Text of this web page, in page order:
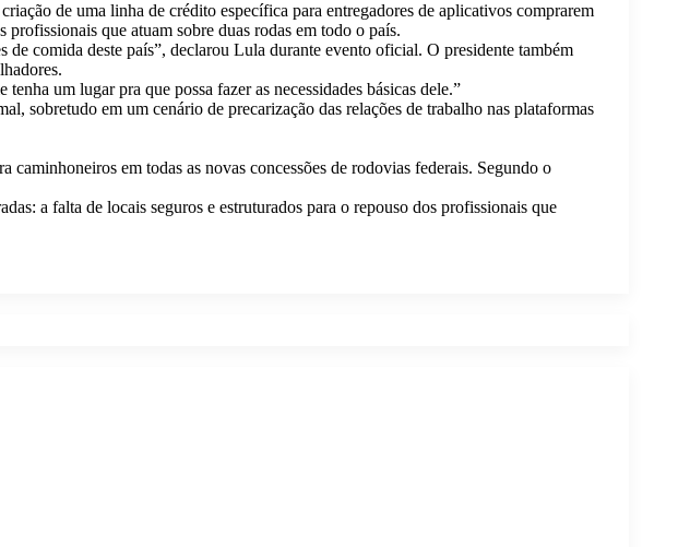
de uma linha de crédito específica para entregadores de aplicativos comprarem
que atuam sobre duas rodas em todo o país.
comida deste país”, declarou Lula durante evento oficial. O presidente também
um lugar pra que possa fazer as necessidades básicas dele.”
sobretudo em um cenário de precarização das relações de trabalho nas plataformas
em todas as novas concessões de rodovias federais. Segundo o
a falta de locais seguros e estruturados para o repouso dos profissionais que